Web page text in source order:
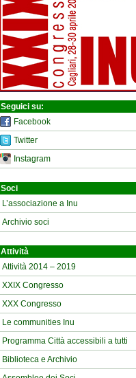
Seguici su:
Facebook
Twitter
Instagram
Soci
L’associazione a Inu
Archivio soci
Attività
Attività 2014 – 2019
XXIX Congresso
XXX Congresso
Le communities Inu
Programma Città accessibili a tutti
Biblioteca e Archivio